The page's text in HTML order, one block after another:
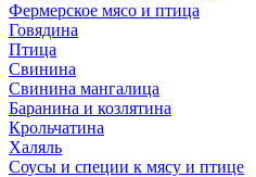
Фермерское мясо и птица
Говядина
Птица
Свинина
Свинина мангалица
Баранина и козлятина
Крольчатина
Халяль
Соусы и специи к мясу и птице